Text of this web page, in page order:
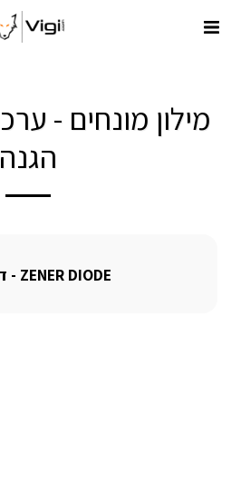
הגנה
ZENER DIODE - דיודה זנר